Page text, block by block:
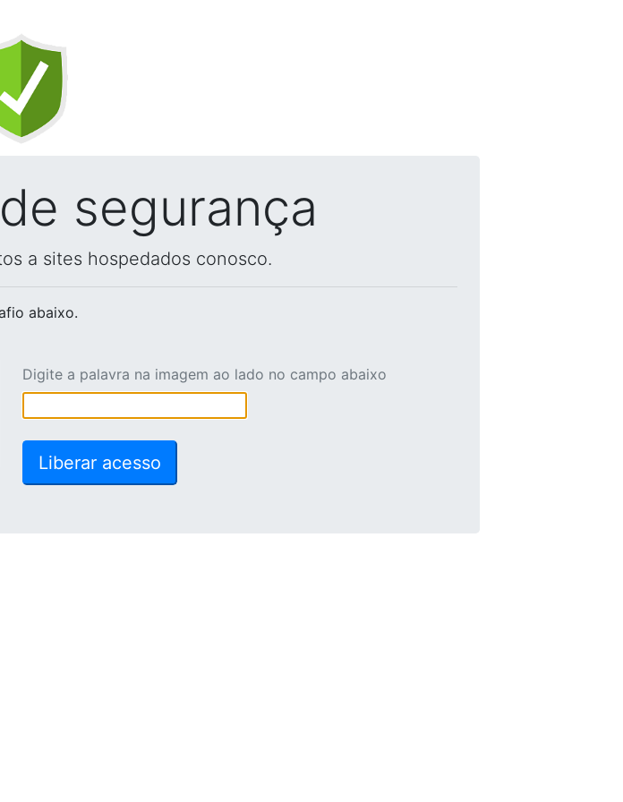
segurança
a sites hospedados conosco.
abaixo.
Digite a palavra na imagem ao lado no campo abaixo